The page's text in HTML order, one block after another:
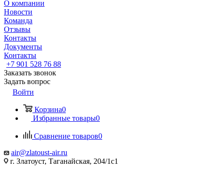
О компании
Новости
Команда
Отзывы
Контакты
Документы
Контакты
+7 901 528 76 88
Заказать звонок
Задать вопрос
Войти
Корзина0
Избранные товары0
Сравнение товаров0
air@zlatoust-air.ru
г. Златоуст, Таганайская, 204/1с1